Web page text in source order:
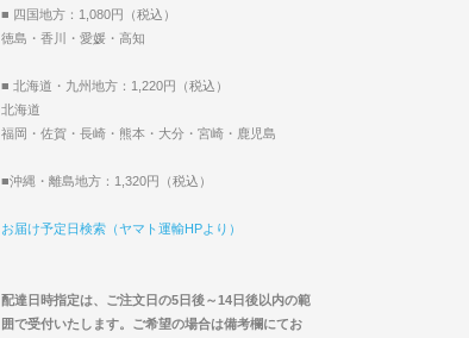
■ 四国地方：1,080円（税込）
徳島・香川・愛媛・高知
■ 北海道・九州地方：1,220円（税込）
北海道
福岡・佐賀・長崎・熊本・大分・宮崎・鹿児島
■沖縄・離島地方：1,320円（税込）
お届け予定日検索（ヤマト運輸HPより）
配達日時指定は、ご注文日の5日後～14日後以内の範
囲で受付いたします。ご希望の場合は備考欄にてお